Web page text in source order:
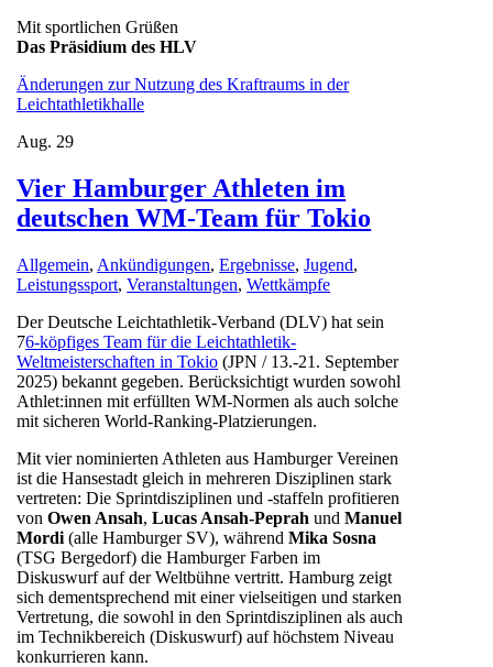
Mit sportlichen Grüßen
Das Präsidium des HLV
Änderungen zur Nutzung des Kraftraums in der
Leichtathletikhalle
Aug. 29
Vier Hamburger Athleten im
deutschen WM-Team für Tokio
Allgemein, Ankündigungen,Ergebnisse,Jugend,
Leistungssport,Veranstaltungen,Wettkämpfe
Der Deutsche Leichtathletik-Verband (DLV) hat sein
76-köpfiges Team für die Leichtathletik-
Weltmeisterschaften in Tokio (JPN / 13.-21. September
2025) bekannt gegeben. Berücksichtigt wurden sowohl
Athlet:innen mit erfüllten WM-Normen als auch solche
mit sicheren World-Ranking-Platzierungen.
Mit vier nominierten Athleten aus Hamburger Vereinen
ist die Hansestadt gleich in mehreren Disziplinen stark
vertreten: Die Sprintdisziplinen und -staffeln profitieren
vonOwen Ansah,Lucas Ansah-Peprah undManuel
Mordi (alle Hamburger SV), währendMika Sosna
(TSG Bergedorf) die Hamburger Farben im
Diskuswurf auf der Weltbühne vertritt. Hamburg zeigt
sich dementsprechend mit einer vielseitigen und starken
Vertretung, die sowohl in den Sprintdisziplinen als auch
im Technikbereich (Diskuswurf) auf höchstem Niveau
konkurrieren kann.